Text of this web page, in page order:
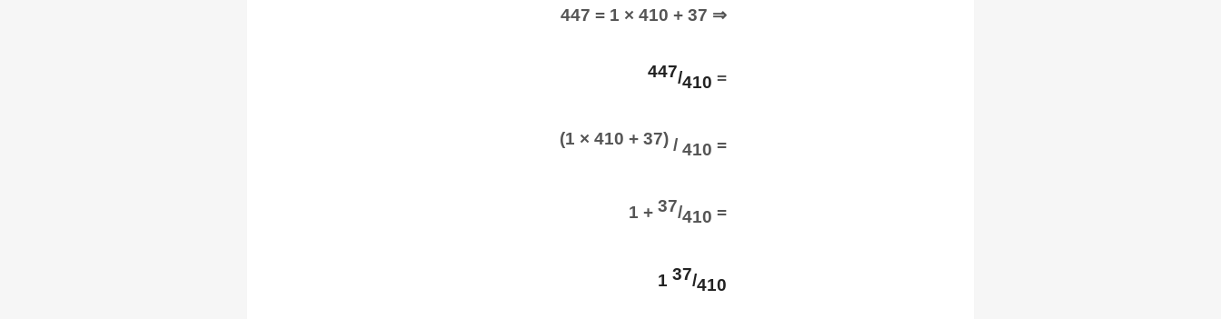
447 = 1 × 410 + 37 ⇒
447/410 =
(1 × 410 + 37) / 410 =
1 + 37/410 =
1 37/410